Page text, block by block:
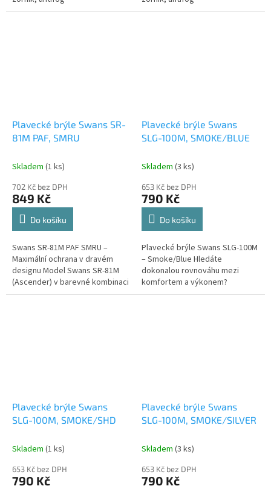
Premium.Schváleno
Premium.Schváleno
Plavecké brýle Swans SR-
81M PAF, SMRU
Skladem (1 ks)
702 Kč bez DPH
849 Kč
Do košíku
Swans SR-81M PAF SMRU –
Maximální ochrana v dravém
designu Model Swans SR-81M
(Ascender) v barevné kombinaci
SMRU (Smoke/Ruby) je stvořen
Plavecké brýle Swans
SLG-100M, SMOKE/BLUE
Skladem (3 ks)
653 Kč bez DPH
790 Kč
Do košíku
Plavecké brýle Swans SLG-100M
– Smoke/Blue Hledáte
dokonalou rovnováhu mezi
komfortem a výkonem?
Japonská značka Swans přináší
Plavecké brýle Swans
SLG-100M, SMOKE/SHD
Skladem (1 ks)
653 Kč bez DPH
790 Kč
Plavecké brýle Swans
SLG-100M, SMOKE/SILVER
Skladem (3 ks)
653 Kč bez DPH
790 Kč